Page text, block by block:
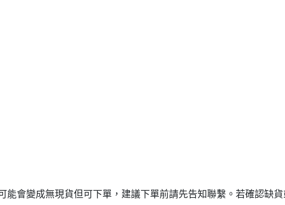
能會變成無現貨但可下單，建議下單前請先告知聯繫。若確認缺